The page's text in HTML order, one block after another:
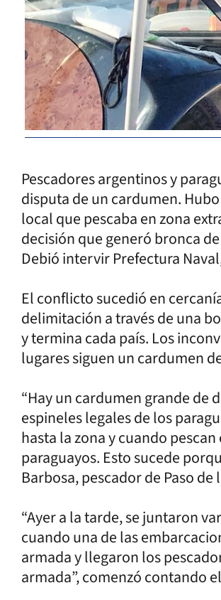
Pescadores argentinos y
disputa de un cardumen.
local que pescaba en zona
decisión que generó bronca
Debió intervir Prefectura
El conflicto sucedió en
delimitación a través de una
y termina cada país. Los
lugares siguen un cardumen
“Hay un cardumen grande de
espineles legales de los
hasta la zona y cuando
paraguayos. Esto sucede
Barbosa, pescador de Paso de
“Ayer a la tarde, se juntaron
cuando una de las
armada y llegaron los
armada”, comenzó contando